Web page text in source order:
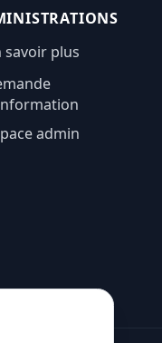
savoir plus
admin